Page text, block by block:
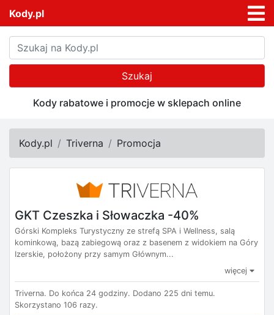
Kody.pl
Szukaj
Kody rabatowe i promocje w sklepach online
Kody.pl Triverna Promocja
GKT Czeszka i Słowaczka -40%
Górski Kompleks Turystyczny ze strefą SPA i Wellness, salą
kominkową, bazą zabiegową oraz z basenem z widokiem na Góry
Izerskie, położony przy samym Głównym...
więcej
Triverna. Do końca 24 godziny. Dodano 225 dni temu.
Skorzystano 106 razy.